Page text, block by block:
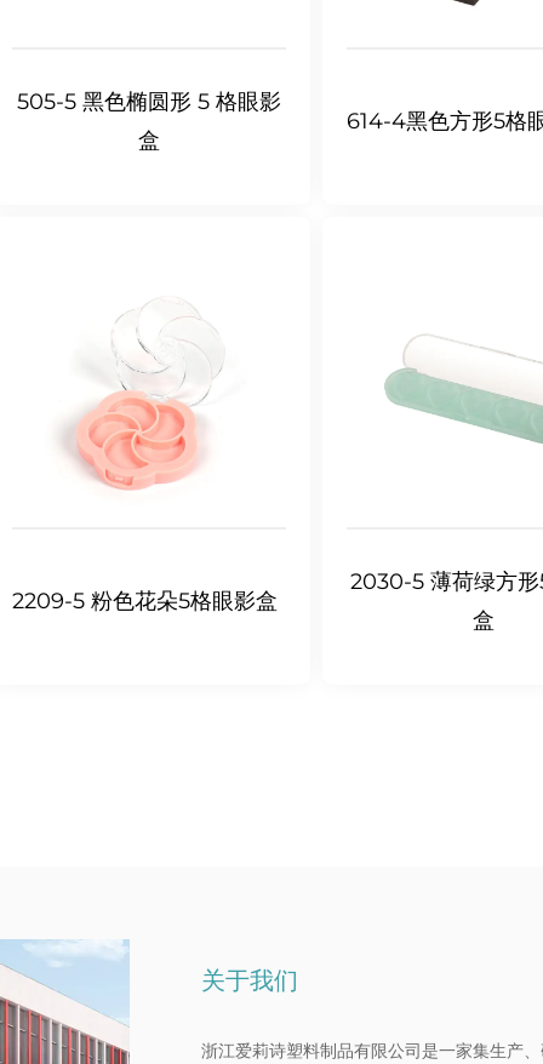
505-5 黑色椭圆形 5 格眼影
盒
614-4黑色方形5格
2209-5 粉色花朵5格眼影盒
2030-5 薄荷绿方形
盒
关于我们
浙江爱莉诗塑料制品有限公司是一家集生产